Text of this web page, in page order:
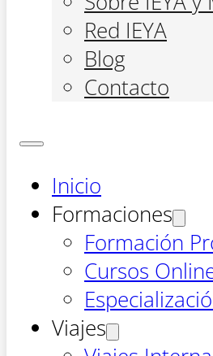
Red IEYA
Blog
Contacto
Inicio
Formaciones
Formación
Cursos
Viajes